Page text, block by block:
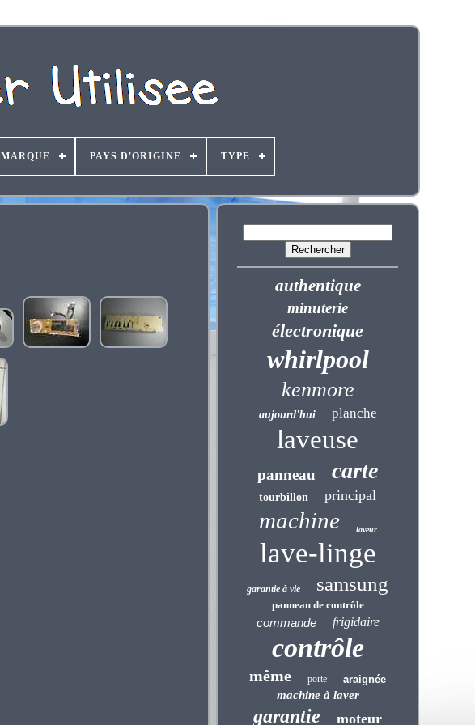
MARQUE PAYS D'ORIGINE TYPE
authentique
minuterie
électronique
whirlpool
kenmore
aujourd'hui planche
laveuse
panneau carte
tourbillon principal
machine laveur
lave-linge
garantie à vie samsung
panneau de contrôle
commande frigidaire
contrôle
même porte araignée
machine à laver
garantie moteur